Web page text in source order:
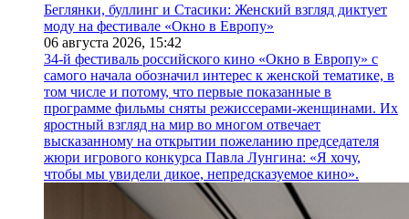
Беглянки, буллинг и Стасики: Женский взгляд диктует
моду на фестивале «Окно в Европу»
06 августа 2026, 15:42
34-й фестиваль российского кино «Окно в Европу» с
самого начала обозначил интерес к женской тематике, в
том числе и потому, что первые показанные в
программе фильмы сняты режиссерами-женщинами. Их
яростный взгляд на мир во многом отвечает
высказанному на открытии пожеланию председателя
жюри игрового конкурса Павла Лунгина: «Я хочу,
чтобы мы увидели дикое, непредсказуемое кино».